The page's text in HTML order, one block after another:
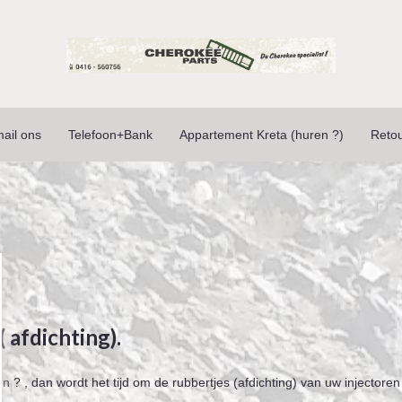
ons Telefoon+Bank Appartement Kreta (huren ?)
afdichting).
? , dan wordt het tijd om de rubbertjes (afdichting) van uw